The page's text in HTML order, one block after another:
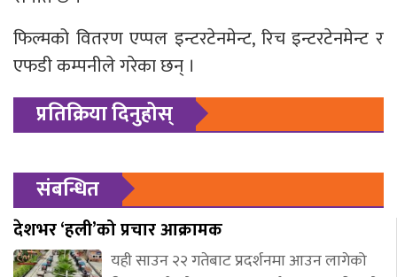
फिल्मको वितरण एप्पल इन्टरटेनमेन्ट, रिच इन्टरटेनमेन्ट र
एफडी कम्पनीले गरेका छन् ।
प्रतिक्रिया दिनुहोस्
संबन्धित
देशभर ‘हली’को प्रचार आक्रामक
यही साउन २२ गतेबाट प्रदर्शनमा आउन लागेको